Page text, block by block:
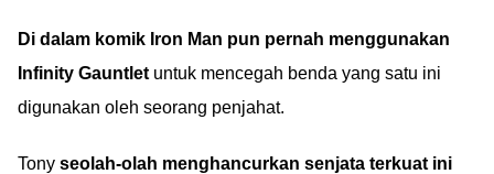
Di dalam komik Iron Man pun pernah menggunakan
Infinity Gauntlet untuk mencegah benda yang satu ini
digunakan oleh seorang penjahat.
Tony seolah-olah menghancurkan senjata terkuat ini